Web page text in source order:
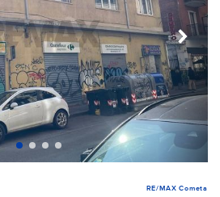
RE/MAX Cometa